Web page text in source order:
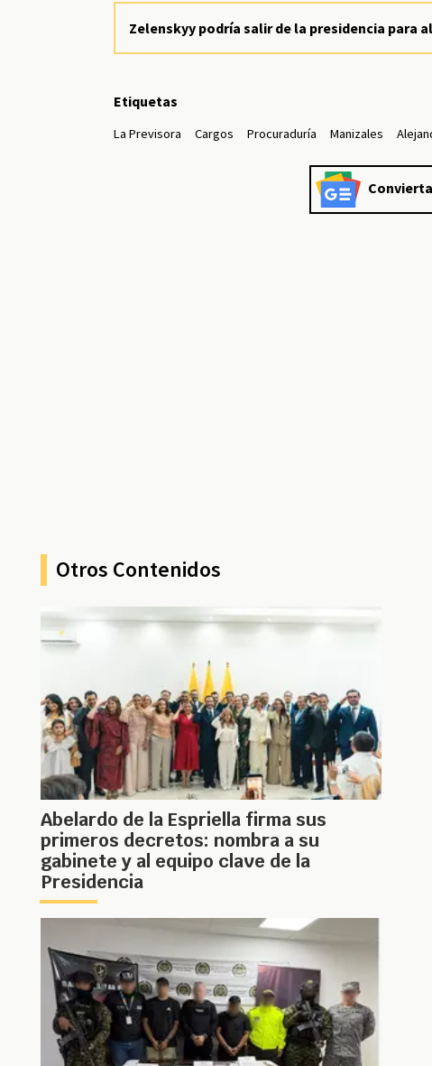
Zelenskyy podría salir de la presidencia para
Etiquetas
La Previsora Cargos Procuraduría Manizales
Otros Contenidos
Abelardo de la Espriella firma sus
primeros decretos: nombra a su
gabinete y al equipo clave de la
Presidencia